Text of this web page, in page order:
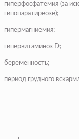
гиперфосфатемия (за
гипопаратиреозе);
гипермагниемия;
гипервитаминоз D;
беременность;
период грудного